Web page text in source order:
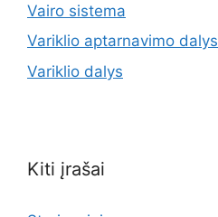
Vairo sistema
Variklio aptarnavimo dalys
Variklio dalys
Kiti įrašai